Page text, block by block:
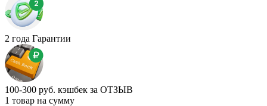
2 года Гарантии
100-300 руб. кэшбек за ОТЗЫВ
1 товар на сумму